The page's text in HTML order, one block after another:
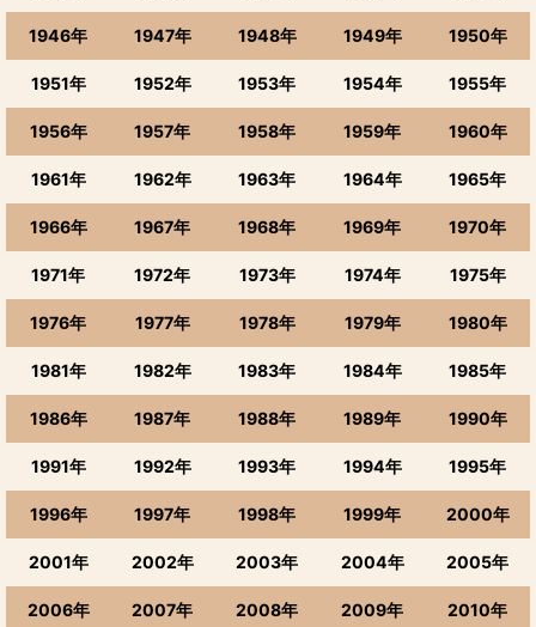
満寿泉
初嵐、曙
勝駒
三笑楽
林
立山・成政・若鶴・よしのとも
玉旭,ECHOES
若駒
1946年 1947年 1948年 1949年 1950年
1951年 1952年 1953年 1954年 1955年
1956年 1957年 1958年 1959年 1960年
1961年 1962年 1963年 1964年 1965年
1966年 1967年 1968年 1969年 1970年
1971年 1972年 1973年 1974年 1975年
1976年 1977年 1978年 1979年 1980年
1981年 1982年 1983年 1984年 1985年
1986年 1987年 1988年 1989年 1990年
1991年 1992年 1993年 1994年 1995年
1996年 1997年 1998年 1999年 2000年
2001年 2002年 2003年 2004年 2005年
2006年 2007年 2008年 2009年 2010年